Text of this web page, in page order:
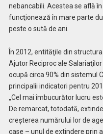
nebancabili. Acestea se află
funcţionează în mare parte
peste o sută de ani.
În 2012, entităţile din
Ajutor Reciproc ale Salariaţilor
ocupă circa 90% din sistemul
principalii indicatori pentru
„Cel mai îmbucurător lucru
De remarcat, totodată,
creşterea numărului lor de
case – unul de extindere prin